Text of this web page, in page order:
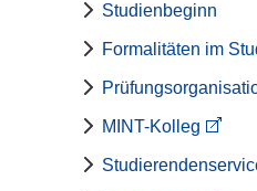
Studienbeginn
Formalitäten im
MINT-Kolleg